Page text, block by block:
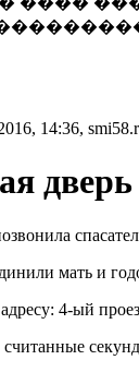
14:36,
дверь
мать и
4-ый